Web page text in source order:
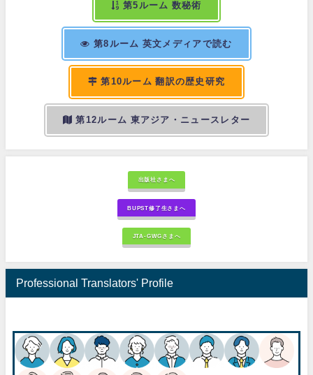
第5ルーム 数秘術
第8ルーム 英文メディアで読む
第10ルーム 翻訳の歴史研究
第12ルーム 東アジア・ニュースレター
出版社さまへ
BUPST修了生さまへ
JTA-GWGさまへ
Professional Translators' Profile